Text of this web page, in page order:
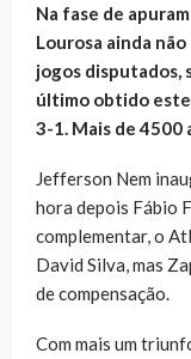
Na fase de
Lourosa ainda
jogos disputados,
último obtido
3-1. Mais de 4500
Jefferson Nem
hora depois Fábio
complementar, o
David Silva, mas
de compensação.
Com mais um